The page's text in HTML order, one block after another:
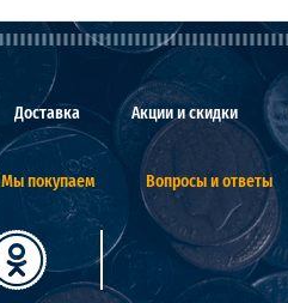
Доставка Акции и скидки
Мы покупаем Вопросы и ответы